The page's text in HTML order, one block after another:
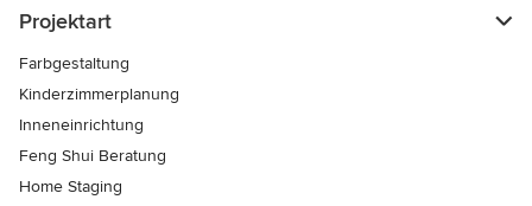
Projektart
Farbgestaltung
Kinderzimmerplanung
Inneneinrichtung
Feng Shui Beratung
Home Staging